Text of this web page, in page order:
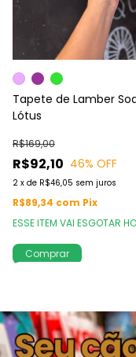
Tapete de Lamber
Lótus
R$92,10
R$169,00
46% OFF
2 x de R$46,05 sem juros
R$89,34 com Pix
ESSE ITEM VAI ESGOTAR
Comprar